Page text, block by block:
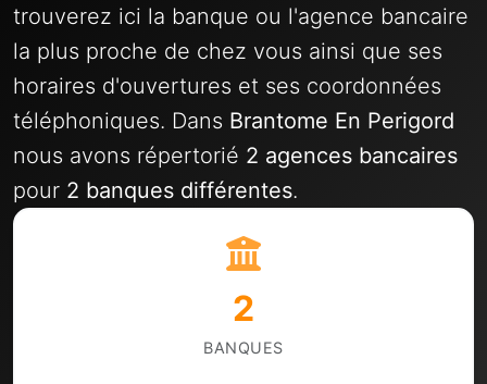
trouverez ici la banque ou l'agence bancaire
la plus proche de chez vous ainsi que ses
horaires d'ouvertures et ses coordonnées
téléphoniques. Dans Brantome En Perigord
nous avons répertorié 2 agences bancaires
pour 2 banques différentes.
2
BANQUES